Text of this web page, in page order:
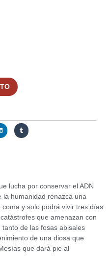
lucha por conservar el ADN
la humanidad renazca una
y solo podrá vivir tres días
que amenazan con
de las fosas abisales
de una diosa que
que dará pie al